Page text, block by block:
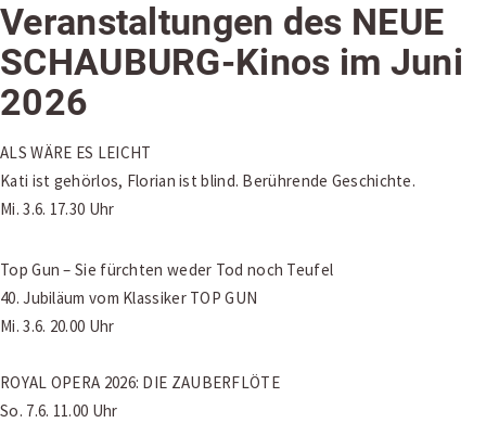
Veranstaltungen des NEUE
SCHAUBURG-Kinos im Juni
2026
ALS WÄRE ES LEICHT
Kati ist gehörlos, Florian ist blind. Berührende Geschichte.
Mi. 3.6. 17.30 Uhr
Top Gun – Sie fürchten weder Tod noch Teufel
40. Jubiläum vom Klassiker TOP GUN
Mi. 3.6. 20.00 Uhr
ROYAL OPERA 2026: DIE ZAUBERFLÖTE
So. 7.6. 11.00 Uhr